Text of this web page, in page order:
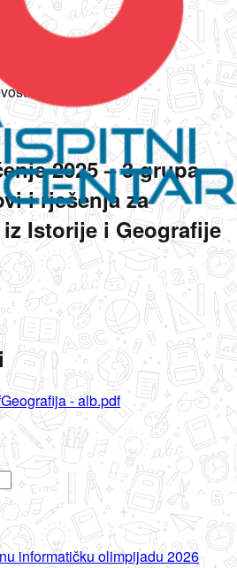
i aktivnosti.
2025 – 3.grupa
i rješenja za
Istorije i Geografije
Geografija - alb.pdf
informatičku olimpijadu 2026